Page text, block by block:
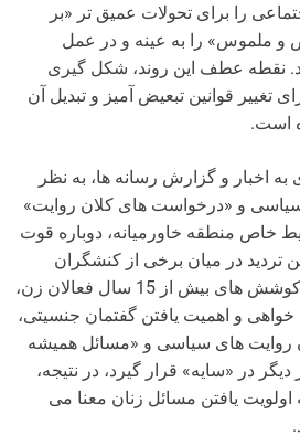
را برای تحولات عمیق تر «بر
ملموس» را به عینه و در عمل
نقطه عطف این روند، شکل گیری
تغییر قوانین تبعیض آمیز و تبدیل آن
است.
به اخبار و گزارش رسانه ها، به نظر
و «درخواست های کلان روایت»
خاص منطقه خاورمیانه، دوباره قوت
تردید در میان برخی از کنشگران
جنبش زنان وجود دارد که کوشش های بیش از 15 سال فعالان زن،
خواهی و اهمیت یافتن گفتمان جنسیتی،
روایت های سیاسی و «مسائل همیشه
در «سایه» قرار گیرد، در نتیجه،
یافتن مسائل زنان معنا می